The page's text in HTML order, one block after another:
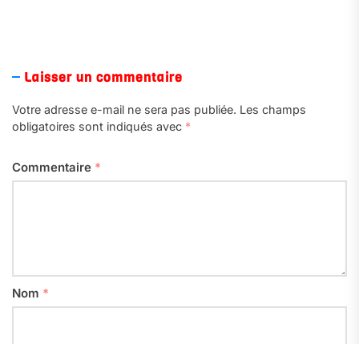
Laisser un commentaire
Votre adresse e-mail ne sera pas publiée. Les champs
obligatoires sont indiqués avec *
Commentaire *
Nom *